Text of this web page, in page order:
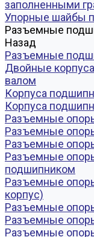
заполненными
Упорные шайбы
Разъемные
Назад
Разъемные
Двойные
валом
Корпуса
Корпуса
Разъемные
Разъемные
Разъемные
Разъемные
подшипником
Разъемные
корпус)
Разъемные
Разъемные
Разъемные